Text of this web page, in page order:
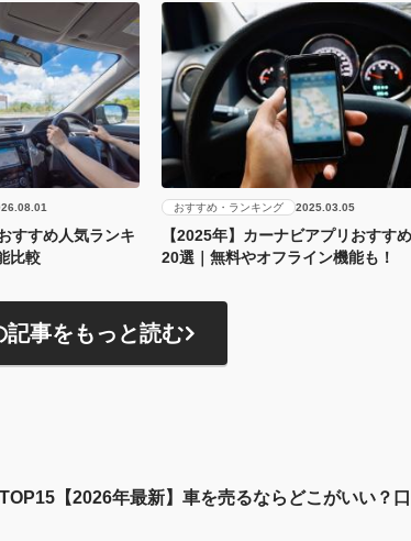
すすめ人気ランキ
比較
おすすめ・ランキング 2025.03.05
【2025年】カーナビアプリおすす
20選｜無料やオフライン機能も！
記事をもっと読む
【2026年最新】車を売るならどこがいい？